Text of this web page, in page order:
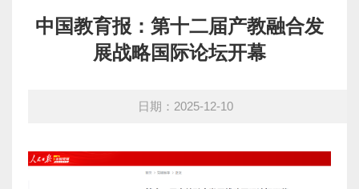
中国教育报：第十二届产教融合发
展战略国际论坛开幕
日期：2025-12-10